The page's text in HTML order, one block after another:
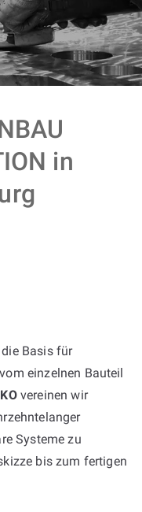
in
Basis für
einzelnen Bauteil
vereinen wir
Systeme zu
bis zum fertigen